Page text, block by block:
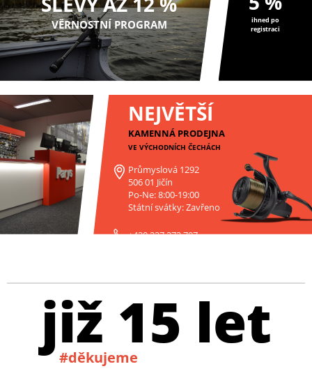
VĚRNOSTNÍ PROGRAM
ihned po
registraci
NEJVĚTŠÍ
KAMENNÁ PRODEJNA
VE VÝCHODNÍCH ČECHÁCH
Průmyslová 1292
506 01 Jičín
Po-Ne: 8:00-19:00
Státní svátky: Zavřeno
+420 227 272 797
již 15 let
#děkujeme